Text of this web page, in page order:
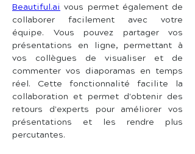
Beautiful.ai vous permet également de
collaborer facilement avec votre
équipe. Vous pouvez partager vos
présentations en ligne, permettant à
vos collègues de visualiser et de
commenter vos diaporamas en temps
réel. Cette fonctionnalité facilite la
collaboration et permet d'obtenir des
retours d'experts pour améliorer vos
présentations et les rendre plus
percutantes.